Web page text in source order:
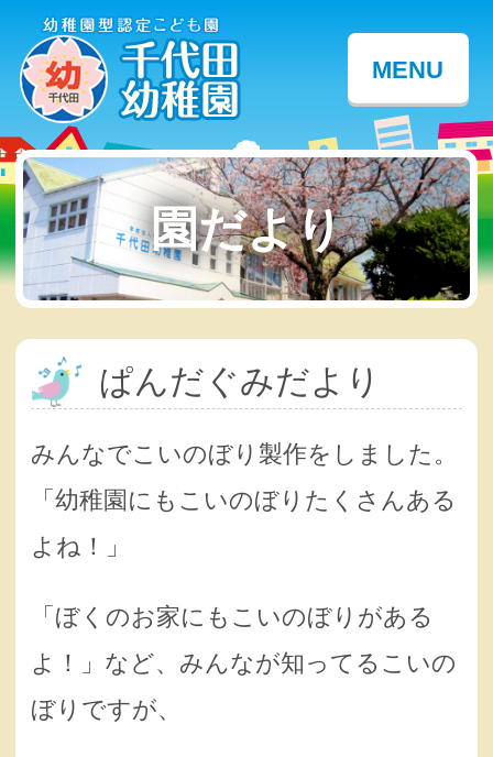
MENU
園だより
ぱんだぐみだより
みんなでこいのぼり製作をしました。
「幼稚園にもこいのぼりたくさんある
よね！」
「ぼくのお家にもこいのぼりがある
よ！」など、みんなが知ってるこいの
ぼりですが、